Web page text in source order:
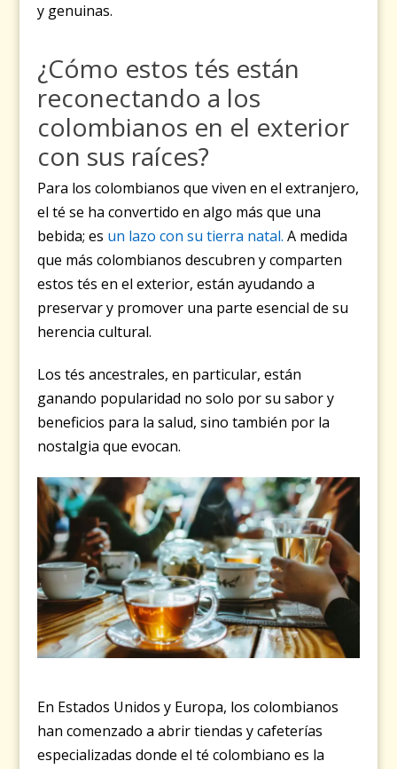
y genuinas.
¿Cómo estos tés están
reconectando a los
colombianos en el exterior
con sus raíces?
Para los colombianos que viven en el extranjero,
el té se ha convertido en algo más que una
bebida; es un lazo con su tierra natal. A medida
que más colombianos descubren y comparten
estos tés en el exterior, están ayudando a
preservar y promover una parte esencial de su
herencia cultural.
Los tés ancestrales, en particular, están
ganando popularidad no solo por su sabor y
beneficios para la salud, sino también por la
nostalgia que evocan.
En Estados Unidos y Europa, los colombianos
han comenzado a abrir tiendas y cafeterías
especializadas donde el té colombiano es la